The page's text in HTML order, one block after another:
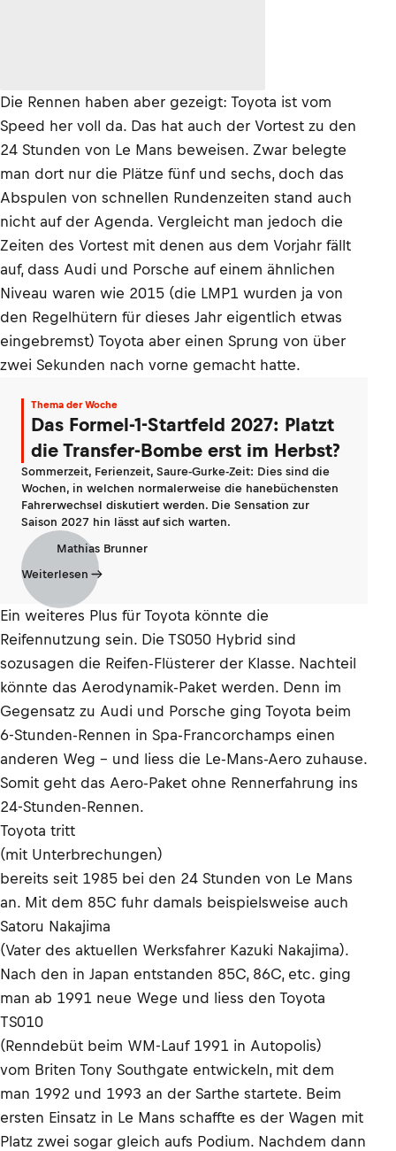
Die Rennen haben aber gezeigt: Toyota ist vom
Speed her voll da. Das hat auch der Vortest zu den
24 Stunden von Le Mans beweisen. Zwar belegte
man dort nur die Plätze fünf und sechs, doch das
Abspulen von schnellen Rundenzeiten stand auch
nicht auf der Agenda. Vergleicht man jedoch die
Zeiten des Vortest mit denen aus dem Vorjahr fällt
auf, dass Audi und Porsche auf einem ähnlichen
Niveau waren wie 2015 (die LMP1 wurden ja von
den Regelhütern für dieses Jahr eigentlich etwas
eingebremst) Toyota aber einen Sprung von über
zwei Sekunden nach vorne gemacht hatte.
Thema der Woche
Das Formel-1-Startfeld 2027: Platzt
die Transfer-Bombe erst im Herbst?
Sommerzeit, Ferienzeit, Saure-Gurke-Zeit: Dies sind die
Wochen, in welchen normalerweise die hanebüchensten
Fahrerwechsel diskutiert werden. Die Sensation zur
Saison 2027 hin lässt auf sich warten.
Mathias Brunner
Weiterlesen
Ein weiteres Plus für Toyota könnte die
Reifennutzung sein. Die TS050 Hybrid sind
sozusagen die Reifen-Flüsterer der Klasse. Nachteil
könnte das Aerodynamik-Paket werden. Denn im
Gegensatz zu Audi und Porsche ging Toyota beim
6-Stunden-Rennen in Spa-Francorchamps einen
anderen Weg – und liess die Le-Mans-Aero zuhause.
Somit geht das Aero-Paket ohne Rennerfahrung ins
24-Stunden-Rennen.
Toyota tritt
(mit Unterbrechungen)
bereits seit 1985 bei den 24 Stunden von Le Mans
an. Mit dem 85C fuhr damals beispielsweise auch
Satoru Nakajima
(Vater des aktuellen Werksfahrer Kazuki Nakajima).
Nach den in Japan entstanden 85C, 86C, etc. ging
man ab 1991 neue Wege und liess den Toyota
TS010
(Renndebüt beim WM-Lauf 1991 in Autopolis)
vom Briten Tony Southgate entwickeln, mit dem
man 1992 und 1993 an der Sarthe startete. Beim
ersten Einsatz in Le Mans schaffte es der Wagen mit
Platz zwei sogar gleich aufs Podium. Nachdem dann